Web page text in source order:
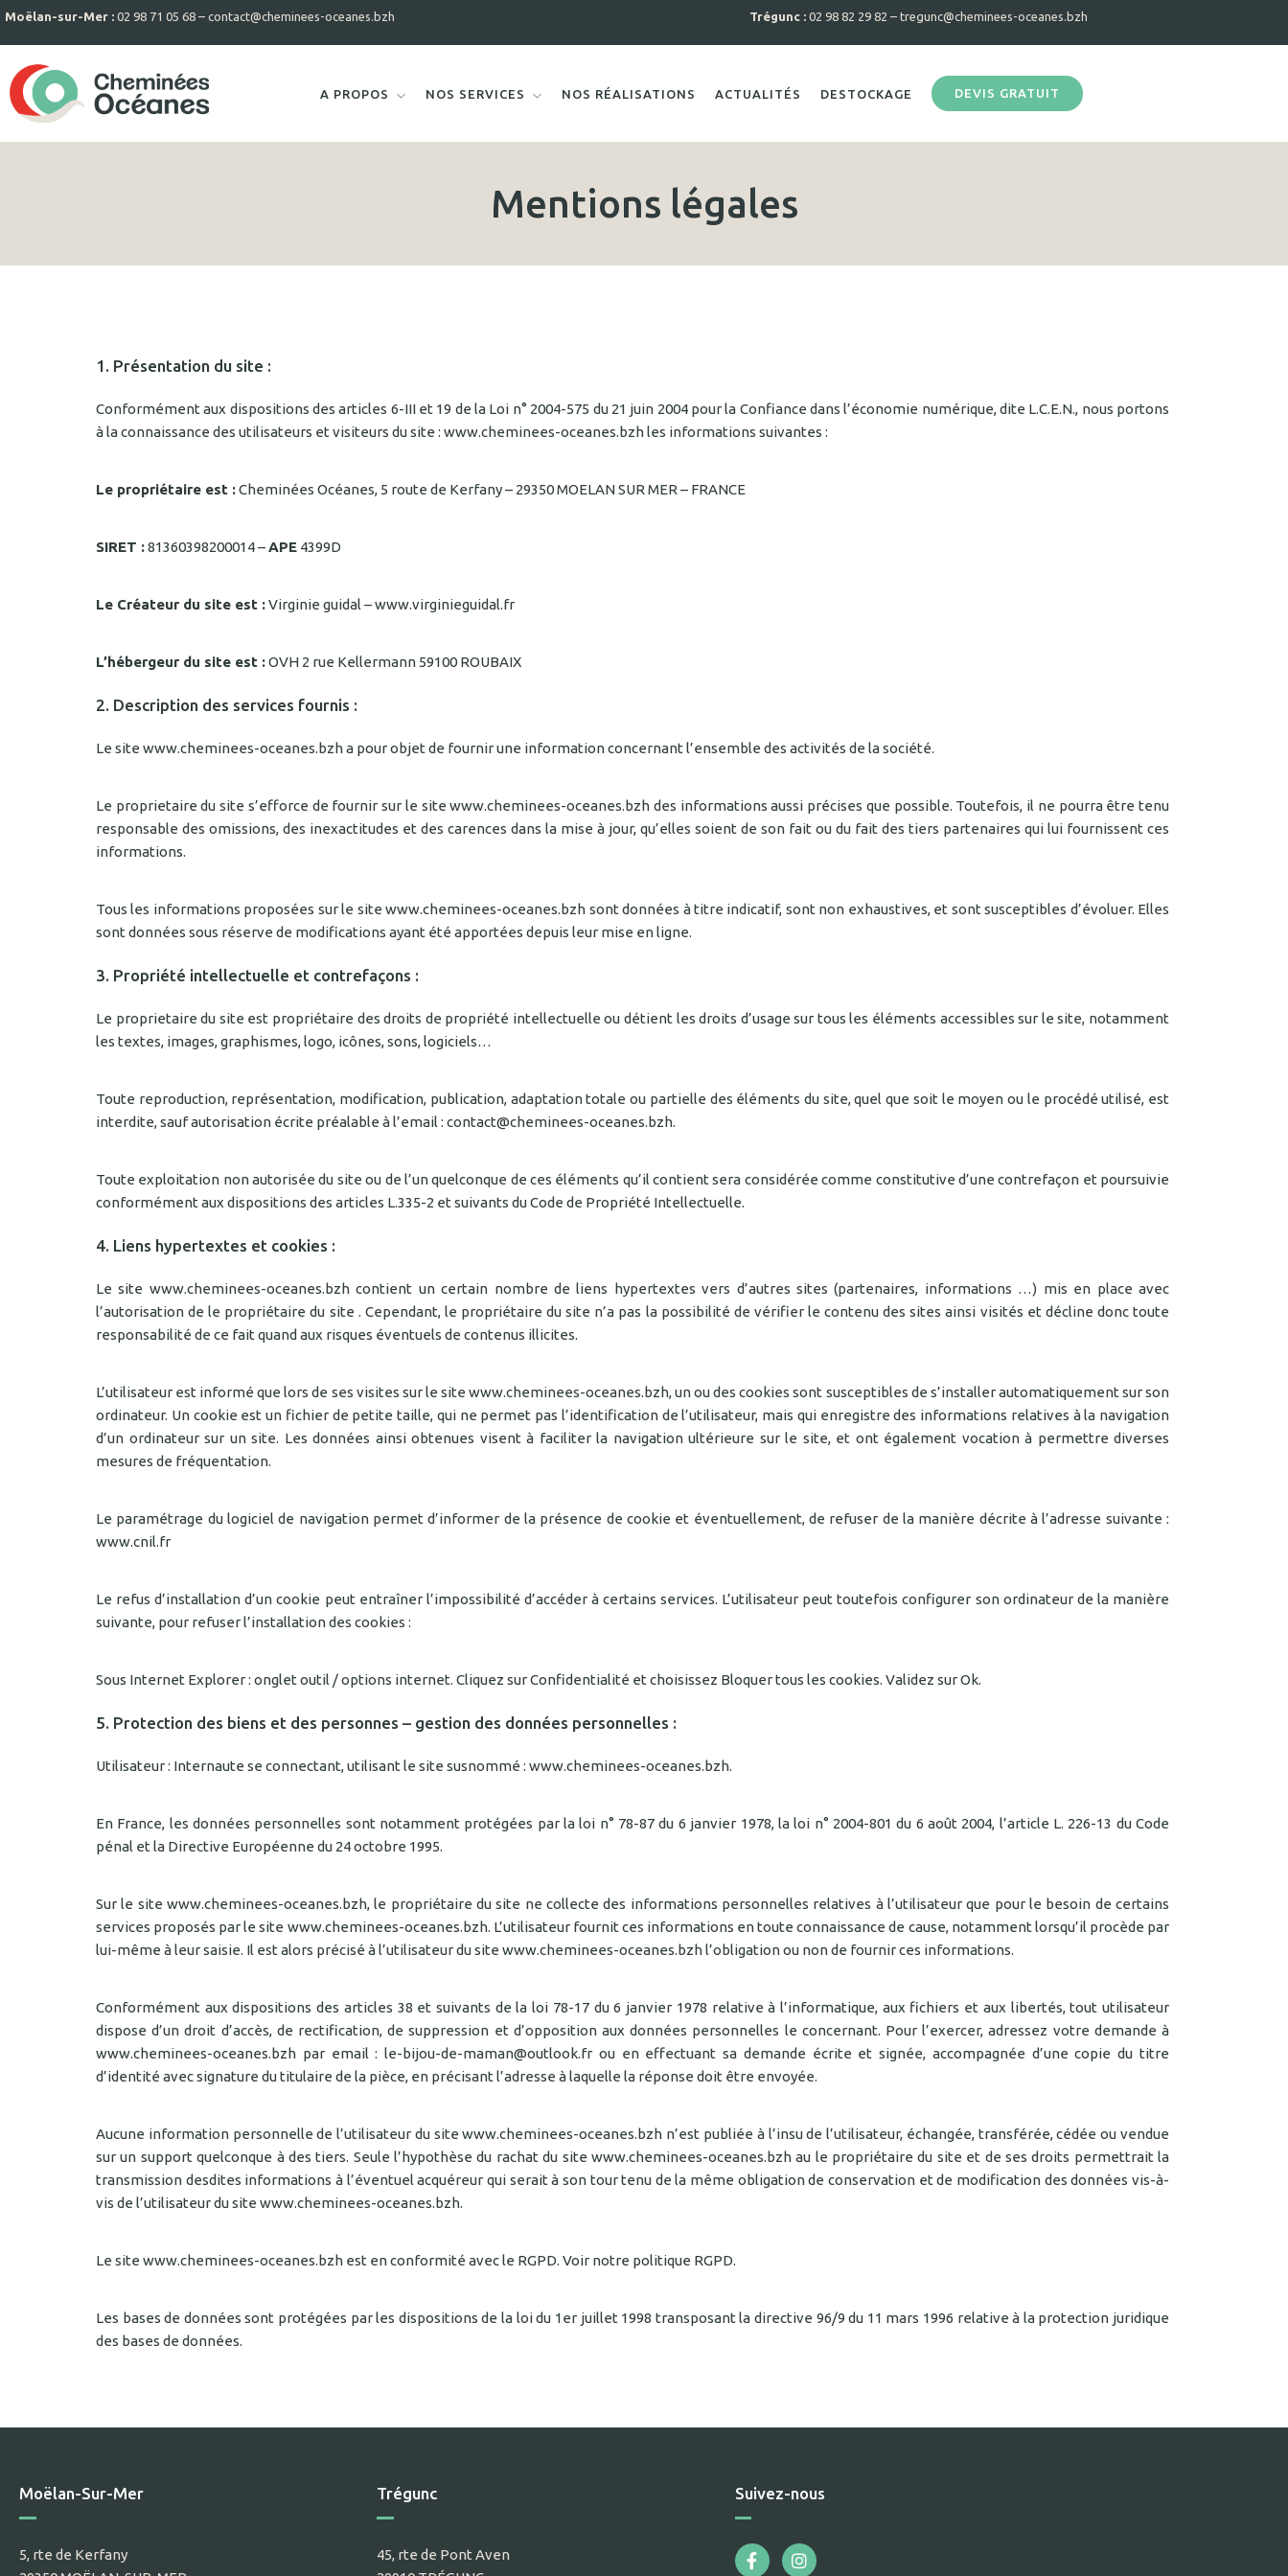
Moëlan-sur-Mer : 02 98 71 05 68 – contact@cheminees-oceanes.bzh Trégunc : 02 98 82 29 82 – tregunc@cheminees-oceanes.bzh
A PROPOS NOS SERVICES NOS RÉALISATIONS ACTUALITÉS DESTOCKAGE DEVIS GRATUIT
Mentions légales
1. Présentation du site :
Conformément aux dispositions des articles 6-III et 19 de la Loi n° 2004-575 du 21 juin 2004 pour la Confiance dans l’économie numérique, dite L.C.E.N., nous portons
à la connaissance des utilisateurs et visiteurs du site : www.cheminees-oceanes.bzh les informations suivantes :
Le propriétaire est :Cheminées Océanes, 5 route de Kerfany – 29350 MOELAN SUR MER – FRANCE
SIRET :81360398200014 –APE 4399D
Le Créateur du site est :Virginie guidal – www.virginieguidal.fr
L’hébergeur du site est :OVH 2 rue Kellermann 59100 ROUBAIX
2. Description des services fournis :
Le site www.cheminees-oceanes.bzh a pour objet de fournir une information concernant l’ensemble des activités de la société.
Le proprietaire du site s’efforce de fournir sur le site www.cheminees-oceanes.bzh des informations aussi précises que possible. Toutefois, il ne pourra être tenu
responsable des omissions, des inexactitudes et des carences dans la mise à jour, qu’elles soient de son fait ou du fait des tiers partenaires qui lui fournissent ces
informations.
Tous les informations proposées sur le site www.cheminees-oceanes.bzh sont données à titre indicatif, sont non exhaustives, et sont susceptibles d’évoluer. Elles
sont données sous réserve de modifications ayant été apportées depuis leur mise en ligne.
3. Propriété intellectuelle et contrefaçons :
Le proprietaire du site est propriétaire des droits de propriété intellectuelle ou détient les droits d’usage sur tous les éléments accessibles sur le site, notamment
les textes, images, graphismes, logo, icônes, sons, logiciels…
Toute reproduction, représentation, modification, publication, adaptation totale ou partielle des éléments du site, quel que soit le moyen ou le procédé utilisé, est
interdite, sauf autorisation écrite préalable à l’email : contact@cheminees-oceanes.bzh.
Toute exploitation non autorisée du site ou de l’un quelconque de ces éléments qu’il contient sera considérée comme constitutive d’une contrefaçon et poursuivie
conformément aux dispositions des articles L.335-2 et suivants du Code de Propriété Intellectuelle.
4. Liens hypertextes et cookies :
Le site www.cheminees-oceanes.bzh contient un certain nombre de liens hypertextes vers d’autres sites (partenaires, informations …) mis en place avec
l’autorisation de le propriétaire du site . Cependant, le propriétaire du site n’a pas la possibilité de vérifier le contenu des sites ainsi visités et décline donc toute
responsabilité de ce fait quand aux risques éventuels de contenus illicites.
L’utilisateur est informé que lors de ses visites sur le site www.cheminees-oceanes.bzh, un ou des cookies sont susceptibles de s’installer automatiquement sur son
ordinateur. Un cookie est un fichier de petite taille, qui ne permet pas l’identification de l’utilisateur, mais qui enregistre des informations relatives à la navigation
d’un ordinateur sur un site. Les données ainsi obtenues visent à faciliter la navigation ultérieure sur le site, et ont également vocation à permettre diverses
mesures de fréquentation.
Le paramétrage du logiciel de navigation permet d’informer de la présence de cookie et éventuellement, de refuser de la manière décrite à l’adresse suivante :
www.cnil.fr
Le refus d’installation d’un cookie peut entraîner l’impossibilité d’accéder à certains services. L’utilisateur peut toutefois configurer son ordinateur de la manière
suivante, pour refuser l’installation des cookies :
Sous Internet Explorer : onglet outil / options internet. Cliquez sur Confidentialité et choisissez Bloquer tous les cookies. Validez sur Ok.
5. Protection des biens et des personnes – gestion des données personnelles :
Utilisateur : Internaute se connectant, utilisant le site susnommé : www.cheminees-oceanes.bzh.
En France, les données personnelles sont notamment protégées par la loi n° 78-87 du 6 janvier 1978, la loi n° 2004-801 du 6 août 2004, l’article L. 226-13 du Code
pénal et la Directive Européenne du 24 octobre 1995.
Sur le site www.cheminees-oceanes.bzh, le propriétaire du site ne collecte des informations personnelles relatives à l’utilisateur que pour le besoin de certains
services proposés par le site www.cheminees-oceanes.bzh. L’utilisateur fournit ces informations en toute connaissance de cause, notamment lorsqu’il procède par
lui-même à leur saisie. Il est alors précisé à l’utilisateur du site www.cheminees-oceanes.bzh l’obligation ou non de fournir ces informations.
Conformément aux dispositions des articles 38 et suivants de la loi 78-17 du 6 janvier 1978 relative à l’informatique, aux fichiers et aux libertés, tout utilisateur
dispose d’un droit d’accès, de rectification, de suppression et d’opposition aux données personnelles le concernant. Pour l’exercer, adressez votre demande à
www.cheminees-oceanes.bzh par email : le-bijou-de-maman@outlook.fr ou en effectuant sa demande écrite et signée, accompagnée d’une copie du titre
d’identité avec signature du titulaire de la pièce, en précisant l’adresse à laquelle la réponse doit être envoyée.
Aucune information personnelle de l’utilisateur du site www.cheminees-oceanes.bzh n’est publiée à l’insu de l’utilisateur, échangée, transférée, cédée ou vendue
sur un support quelconque à des tiers. Seule l’hypothèse du rachat du site www.cheminees-oceanes.bzh au le propriétaire du site et de ses droits permettrait la
transmission desdites informations à l’éventuel acquéreur qui serait à son tour tenu de la même obligation de conservation et de modification des données vis-à-
vis de l’utilisateur du site www.cheminees-oceanes.bzh.
Le site www.cheminees-oceanes.bzh est en conformité avec le RGPD. Voir notre politique RGPD.
Les bases de données sont protégées par les dispositions de la loi du 1er juillet 1998 transposant la directive 96/9 du 11 mars 1996 relative à la protection juridique
des bases de données.
Moëlan-Sur-Mer
5, rte de Kerfany
Trégunc
45, rte de Pont Aven
Suivez-nous